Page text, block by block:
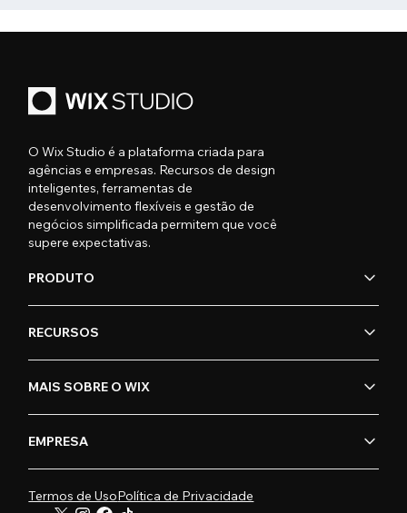
O Wix Studio é a plataforma criada para
agências e empresas. Recursos de design
inteligentes, ferramentas de
desenvolvimento flexíveis e gestão de
negócios simplificada permitem que você
supere expectativas.
PRODUTO
RECURSOS
MAIS SOBRE O WIX
EMPRESA
Termos de UsoPolítica de Privacidade